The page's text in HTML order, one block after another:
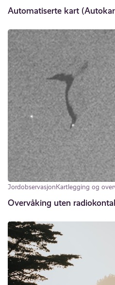
Automatiserte kart
JordobservasjonKartlegging og
Overvåking uten